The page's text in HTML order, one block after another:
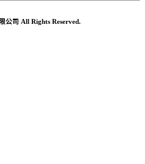
公司 All Rights Reserved.